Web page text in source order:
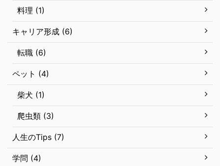
料理 (1)
キャリア形成 (6)
転職 (6)
ペット (4)
柴犬 (1)
爬虫類 (3)
人生のTips (7)
学問 (4)